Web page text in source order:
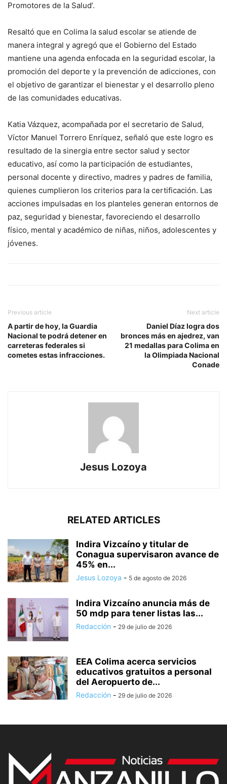
Promotores de la Salud’.
Resaltó que en Colima la salud escolar se atiende de
manera integral y agregó que el Gobierno del Estado
mantiene una agenda enfocada en la seguridad escolar, la
promoción del deporte y la prevención de adicciones, con
el objetivo de garantizar el bienestar y el desarrollo pleno
de las comunidades educativas.
Katia Vázquez, acompañada por el secretario de Salud,
Víctor Manuel Torrero Enríquez, señaló que este logro es
resultado de la sinergia entre sector salud y sector
educativo, así como la participación de estudiantes,
personal docente y directivo, madres y padres de familia,
quienes cumplieron los criterios para la certificación. Las
acciones impulsadas en los planteles generan entornos de
paz, seguridad y bienestar, favoreciendo el desarrollo
físico, mental y académico de niñas, niños, adolescentes y
jóvenes.
Previous article
A partir de hoy, la Guardia
Nacional te podrá detener en
carreteras federales si
cometes estas infracciones.
Next article
Daniel Díaz logra dos
bronces más en ajedrez, van
21 medallas para Colima en
la Olimpiada Nacional
Conade
Jesus Lozoya
RELATED ARTICLES
Indira Vizcaíno y titular de
Conagua supervisaron avance de
45% en...
Jesus Lozoya - 5 de agosto de 2026
Indira Vizcaíno anuncia más de
50 mdp para tener listas las...
Redacción - 29 de julio de 2026
EEA Colima acerca servicios
educativos gratuitos a personal
del Aeropuerto de...
Redacción - 29 de julio de 2026